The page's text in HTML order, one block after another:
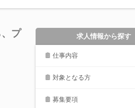
プ
求人情報から探す
仕事内容
対象となる方
募集要項